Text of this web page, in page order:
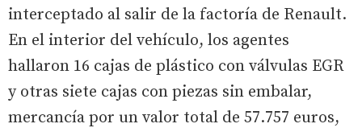
interceptado al salir de la factoría de Renault.
En el interior del vehículo, los agentes
hallaron 16 cajas de plástico con válvulas EGR
y otras siete cajas con piezas sin embalar,
mercancía por un valor total de 57.757 euros,